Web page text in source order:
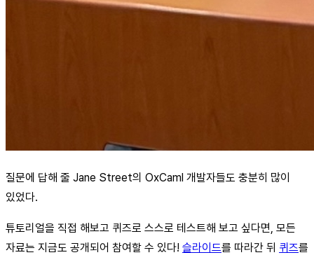
질문에 답해 줄 Jane Street의 OxCaml 개발자들도 충분히 많이
있었다.
튜토리얼을 직접 해보고 퀴즈로 스스로 테스트해 보고 싶다면, 모든
자료는 지금도 공개되어 참여할 수 있다! 슬라이드를 따라간 뒤 퀴즈를